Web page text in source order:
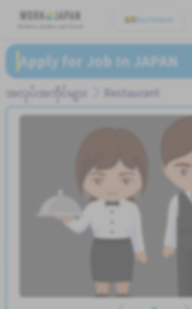
Burmese
Apply for Job In JAPAN
အလုပ်အကိုင်များ Restaurant